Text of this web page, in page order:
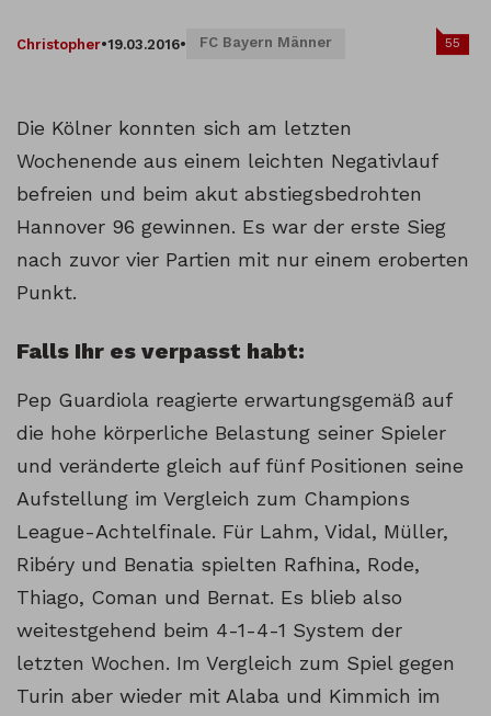
Christopher•19.03.2016• FC Bayern Männer 55
Die Kölner konnten sich am letzten
Wochenende aus einem leichten Negativlauf
befreien und beim akut abstiegsbedrohten
Hannover 96 gewinnen. Es war der erste Sieg
nach zuvor vier Partien mit nur einem eroberten
Punkt.
Falls Ihr es verpasst habt:
Pep Guardiola reagierte erwartungsgemäß auf
die hohe körperliche Belastung seiner Spieler
und veränderte gleich auf fünf Positionen seine
Aufstellung im Vergleich zum Champions
League-Achtelfinale. Für Lahm, Vidal, Müller,
Ribéry und Benatia spielten Rafhina, Rode,
Thiago, Coman und Bernat. Es blieb also
weitestgehend beim 4-1-4-1 System der
letzten Wochen. Im Vergleich zum Spiel gegen
Turin aber wieder mit Alaba und Kimmich im